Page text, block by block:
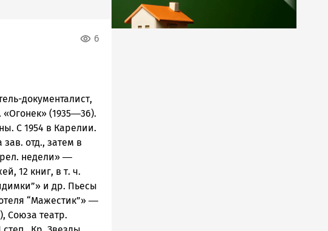
6
документалист,
«Огонек» (1935―36).
С 1954 в Карелии.
отд., затем в
недели» ―
12 книг, в т. ч.
и др. Пьесы
“Мажестик”» ―
Союза театр.